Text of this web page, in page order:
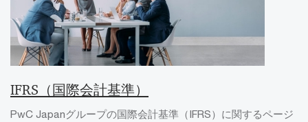
IFRS（国際会計基準）
PwC Japanグループの国際会計基準（IFRS）に関するページ